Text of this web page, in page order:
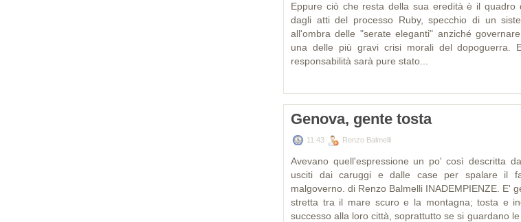
Eppure ciò che resta della sua eredità è il quadro
dagli atti del processo Ruby, specchio di un
all'ombra delle "serate eleganti" anziché
una delle più gravi crisi morali del dopoguerra.
responsabilità sarà pure stato...
Genova, gente tosta
11:43 Renzo Balmelli
Avevano quell'espressione un po' così descritta
usciti dai caruggi e dalle case per spalare il
malgoverno. di Renzo Balmelli INADEMPIENZE. E'
stretta tra il mare scuro e la montagna; tosta e
successo alla loro città, soprattutto se si guardano